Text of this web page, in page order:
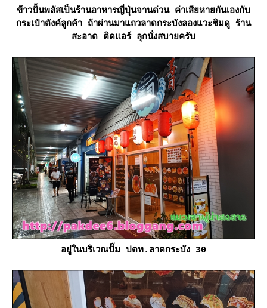
ข้าวปั้นพลัสเป็นร้านอาหารญี่ปุ่นจานด่วน ค่าเสียหายกันเองกับ
กระเป๋าตังค์ลูกค้า ถ้าผ่านมาแถวลาดกระบังลองแวะชิมดู ร้าน
สะอาด ติดแอร์ ลุกนั่งสบายครับ
อยู่ในบริเวณปั๊ม ปตท.ลาดกระบัง 30